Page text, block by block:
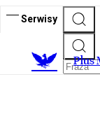
Serwisy
Plus